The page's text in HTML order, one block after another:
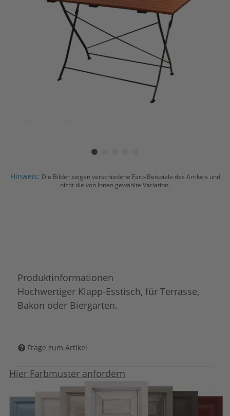
Hinweis: Die Bilder zeigen verschiedene Farb-Beispiele des Artikels und
nicht die von Ihnen gewählte Variation.
Produktinformationen
Hochwertiger Klapp-Esstisch, für Terrasse,
Bakon oder Biergarten.
Frage zum Artikel
Hier Farbmuster anfordern